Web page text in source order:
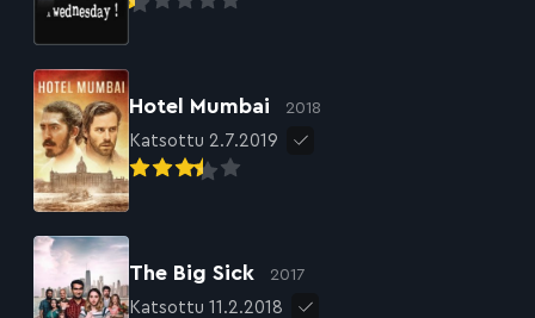
Hotel Mumbai 2018
Katsottu 2.7.2019
The Big Sick 2017
Katsottu 11.2.2018